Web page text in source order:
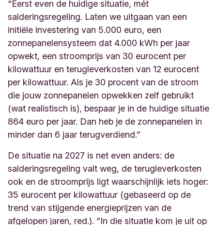
“Eerst even de huidige situatie, mét
salderingsregeling. Laten we uitgaan van een
initiële investering van 5.000 euro, een
zonnepanelensysteem dat 4.000 kWh per jaar
opwekt, een stroomprijs van 30 eurocent per
kilowattuur en terugleverkosten van 12 eurocent
per kilowattuur. Als je 30 procent van de stroom
die jouw zonnepanelen opwekken zelf gebruikt
(wat realistisch is), bespaar je in de huidige situatie
864 euro per jaar. Dan heb je de zonnepanelen in
minder dan 6 jaar terugverdiend.”
De situatie na 2027 is net even anders: de
salderingsregeling valt weg, de terugleverkosten
ook en de stroomprijs ligt waarschijnlijk iets hoger:
35 eurocent per kilowattuur (gebaseerd op de
trend van stijgende energieprijzen van de
afgelopen jaren, red.). “In die situatie kom je uit op